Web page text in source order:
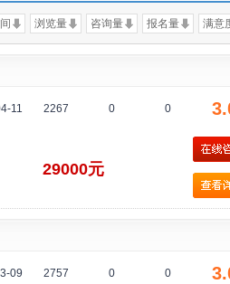
满意
报名量
咨询量
浏览量
11 2267 0 0
29000元
09 2757 0 0